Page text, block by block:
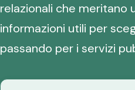
relazionali che meritano
informazioni utili per
passando per i servizi